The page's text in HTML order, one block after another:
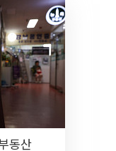
동산